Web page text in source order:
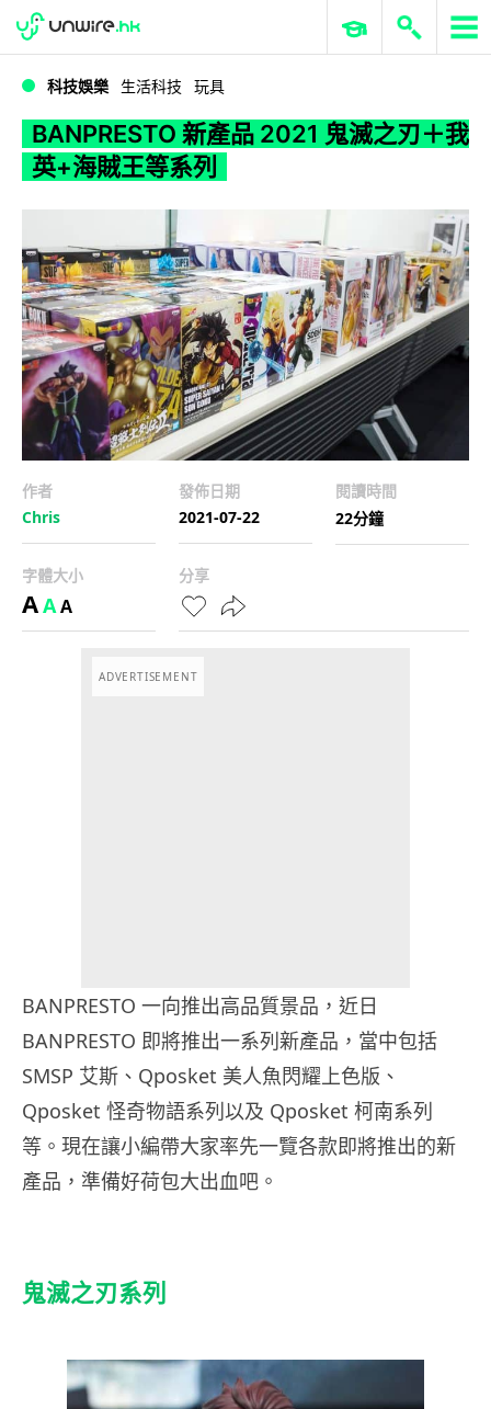
WWDC 2026 ERP 與商業 AI
科技娛樂 生活科技 玩具
BANPRESTO 新產品 2021 鬼滅之刃＋我
英+海賊王等系列
作者
Chris
發佈日期
2021-07-22
閱讀時間
22分鐘
字體大小
AAA
分享
ADVERTISEMENT
BANPRESTO 一向推出高品質景品，近日
BANPRESTO 即將推出一系列新產品，當中包括
SMSP 艾斯、Qposket 美人魚閃耀上色版、
Qposket 怪奇物語系列以及 Qposket 柯南系列
等。現在讓小編帶大家率先一覽各款即將推出的新
產品，準備好荷包大出血吧。
鬼滅之刃系列